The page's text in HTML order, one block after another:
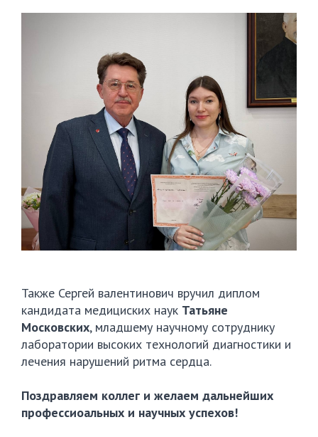
Также Сергей валентинович вручил диплом
кандидата медициских наук Татьяне
Московских, младшему научному сотруднику
лаборатории высоких технологий диагностики и
лечения нарушений ритма сердца.
Поздравляем коллег и желаем дальнейших
профессиоальных и научных успехов!